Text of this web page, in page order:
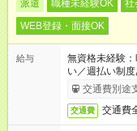
派遣 職種未経験OK 社
WEB登録・面接OK
給与
無資格未経験
い／週払い制
完了次第のお
交通費別途
交通費 交通費